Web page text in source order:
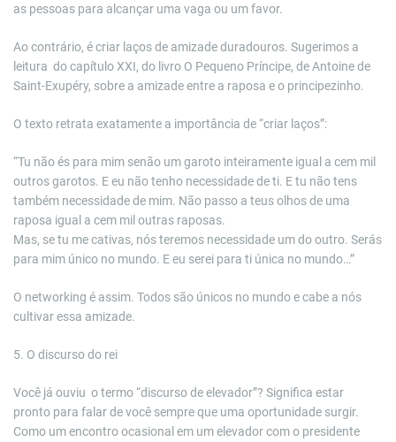
as pessoas para alcançar uma vaga ou um favor.
Ao contrário, é criar laços de amizade duradouros. Sugerimos a
leitura do capítulo XXI, do livro O Pequeno Príncipe, de Antoine de
Saint-Exupéry, sobre a amizade entre a raposa e o principezinho.
O texto retrata exatamente a importância de “criar laços”:
“Tu não és para mim senão um garoto inteiramente igual a cem mil
outros garotos. E eu não tenho necessidade de ti. E tu não tens
também necessidade de mim. Não passo a teus olhos de uma
raposa igual a cem mil outras raposas.
Mas, se tu me cativas, nós teremos necessidade um do outro. Serás
para mim único no mundo. E eu serei para ti única no mundo…”
O networking é assim. Todos são únicos no mundo e cabe a nós
cultivar essa amizade.
5. O discurso do rei
Você já ouviu o termo “discurso de elevador”? Significa estar
pronto para falar de você sempre que uma oportunidade surgir.
Como um encontro ocasional em um elevador com o presidente